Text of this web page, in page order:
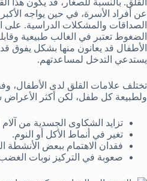
عن أفراد الأسرة، في حين يواجه
الصداقات والمشكلات الدراسية.
الضغوط تعتبر في الغالب طبيعية
الأطفال قد يعانون منها بشكل يفوق
يستدعي التدخل لمساعدتهم.
تختلف علامات القلق لدى الأطفال،
ولطبيعة كل طفل، لكن أكثر
تزايد الشكاوى الجسدية من آلام
تغير في أنماط الأكل أو النوم.
فقدان الاهتمام ببعض الأنشطة
صعوبة في التركيز نوبات